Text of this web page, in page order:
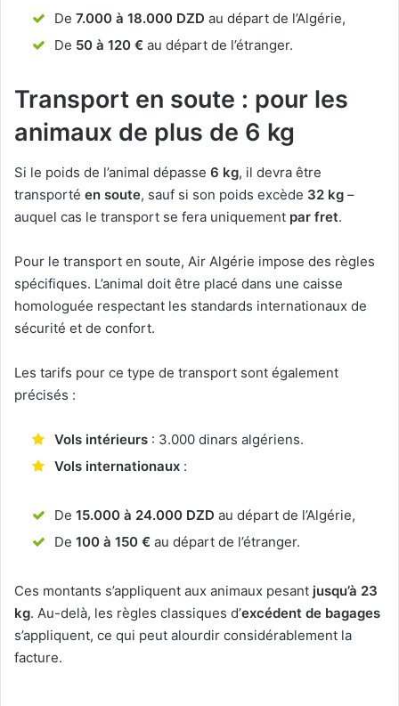
De 7.000 à 18.000 DZD au départ de l’Algérie,
De 50 à 120 € au départ de l’étranger.
Transport en soute : pour les
animaux de plus de 6 kg
Si le poids de l’animal dépasse 6 kg, il devra être
transporté en soute, sauf si son poids excède 32 kg –
auquel cas le transport se fera uniquement par fret.
Pour le transport en soute, Air Algérie impose des règles
spécifiques. L’animal doit être placé dans une caisse
homologuée respectant les standards internationaux de
sécurité et de confort.
Les tarifs pour ce type de transport sont également
précisés :
Vols intérieurs : 3.000 dinars algériens.
Vols internationaux :
De 15.000 à 24.000 DZD au départ de l’Algérie,
De 100 à 150 € au départ de l’étranger.
Ces montants s’appliquent aux animaux pesant jusqu’à 23
kg. Au-delà, les règles classiques d’excédent de bagages
s’appliquent, ce qui peut alourdir considérablement la
facture.